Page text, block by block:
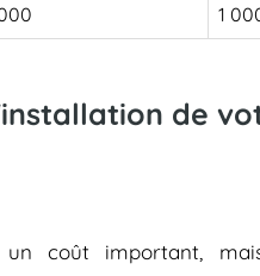
1
de
un coût important,